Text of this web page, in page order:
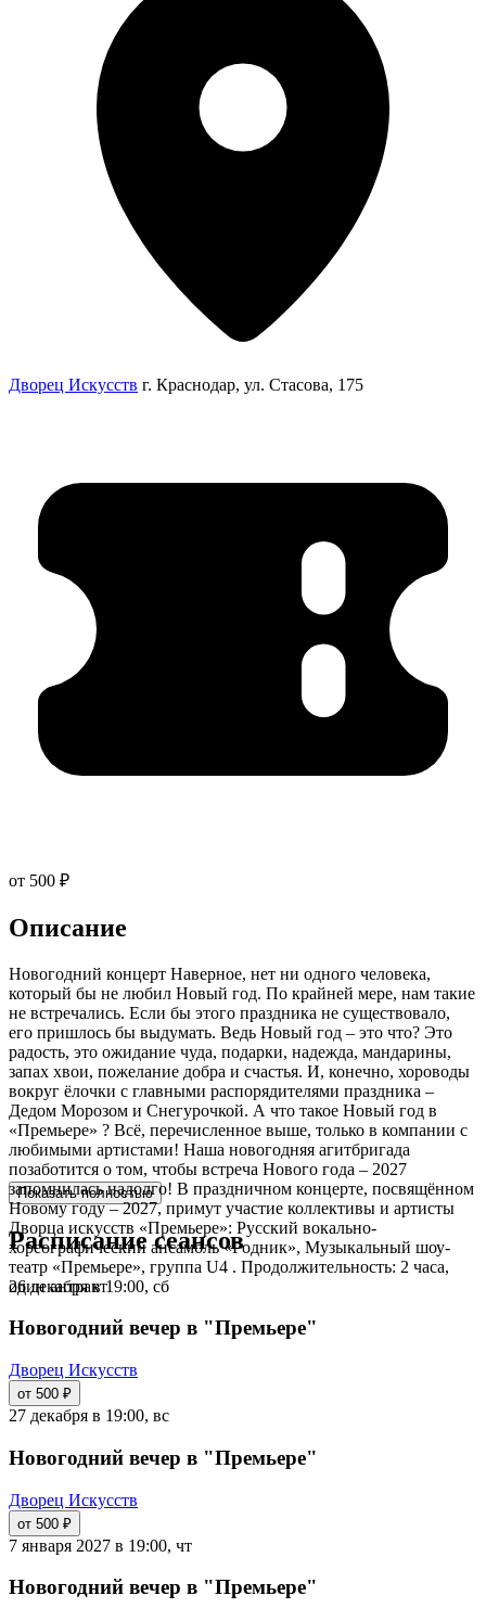
Дворец Искусств г. Краснодар, ул. Стасова, 175
от 500 ₽
Описание
Новогодний концерт Наверное, нет ни одного человека,
который бы не любил Новый год. По крайней мере, нам такие
не встречались. Если бы этого праздника не существовало,
его пришлось бы выдумать. Ведь Новый год – это что? Это
радость, это ожидание чуда, подарки, надежда, мандарины,
запах хвои, пожелание добра и счастья. И, конечно, хороводы
вокруг ёлочки с главными распорядителями праздника –
Дедом Морозом и Снегурочкой. А что такое Новый год в
«Премьере» ? Всё, перечисленное выше, только в компании с
любимыми артистами! Наша новогодняя агитбригада
позаботится о том, чтобы встреча Нового года – 2027
запомнилась надолго! В праздничном концерте, посвящённом
Новому году – 2027, примут участие коллективы и артисты
Дворца искусств «Премьере»: Русский вокально-
хореографический ансамбль «Родник», Музыкальный шоу-
театр «Премьере», группа U4 . Продолжительность: 2 часа,
один антракт
Показать полностью
Расписание сеансов
26 декабря в 19:00, сб
Новогодний вечер в "Премьере"
Дворец Искусств
от 500 ₽
27 декабря в 19:00, вс
Новогодний вечер в "Премьере"
Дворец Искусств
от 500 ₽
7 января 2027 в 19:00, чт
Новогодний вечер в "Премьере"